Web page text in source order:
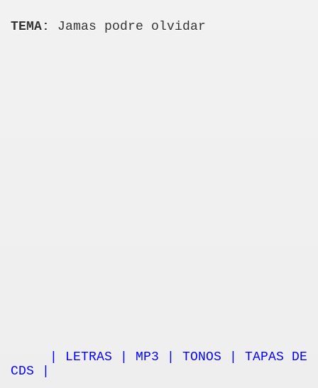
TEMA: Jamas podre olvidar
| LETRAS | MP3 | TONOS | TAPAS DE
CDS |